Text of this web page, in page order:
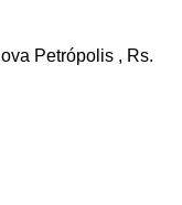
Petrópolis , Rs.